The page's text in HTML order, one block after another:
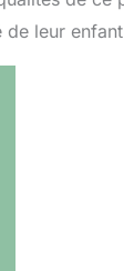
leur